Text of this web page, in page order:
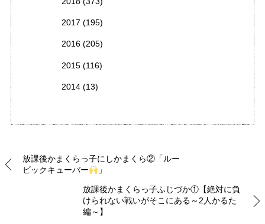
2017 (195)
2016(205)
2015(116)
2014(13)
放課後かまくらっ子にしかまくら②「ルー
ビックキューバー
」
放課後かまくらっ子ふじづか①【絶対に負
けられない戦いがそこにある～2人かるた
編～】